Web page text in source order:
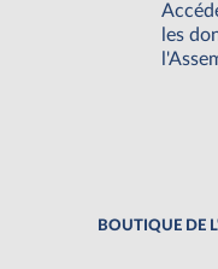
les
BOUTIQUE DE